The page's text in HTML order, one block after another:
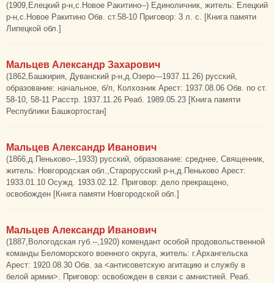
(1909,Елецкий р-н,с.Новое Ракитино--) Единоличник, житель: Елецкий
р-н,с.Новое Ракитино Обв. ст.58-10 Приговор: 3 л. с. [Книга памяти
Липецкой обл.]
Мальцев Александр Захарович
(1862,Башкирия, Дуванский р-н,д.Озеро---1937.11.26) русский,
образование: начальное, б/п, Колхозник Арест: 1937.08.06 Обв. по ст.
58-10, 58-11 Расстр. 1937.11.26 Реаб. 1989.05.23 [Книга памяти
Республики Башкортостан]
Мальцев Александр Иванович
(1866,д.Пеньково--,1933) русский, образование: среднее, Священник,
житель: Новгородская обл.,Старорусский р-н,д.Пеньково Арест:
1933.01.10 Осужд. 1933.02.12. Приговор: дело прекращено,
освобожден [Книга памяти Новгородской обл.]
Мальцев Александр Иванович
(1887,Вологодская губ.--,1920) комендант особой продовольственной
команды Беломорского военного округа, житель: г.Архангельска
Арест: 1920.08.30 Обв. за <антисоветскую агитацию и службу в
белой армии>. Приговор: освобожден в связи с амнистией. Реаб.